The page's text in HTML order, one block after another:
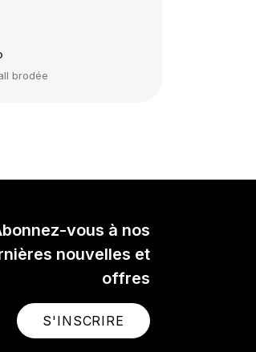
brodée
vous à nos
nouvelles et
offres
S'INSCRIRE